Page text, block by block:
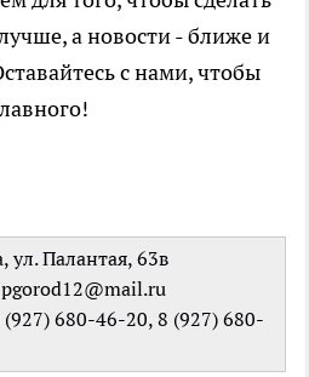
а новости - ближе и
с нами, чтобы
ул. Палантая, 63в
(927) 680-46-20, 8 (927) 680-